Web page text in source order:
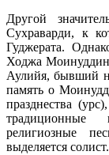
Другой
Сухраварди, к
Гуджерата.
Ходжа
Аулийя, бывший
память о
празднества
религиозные
выделяется солист.